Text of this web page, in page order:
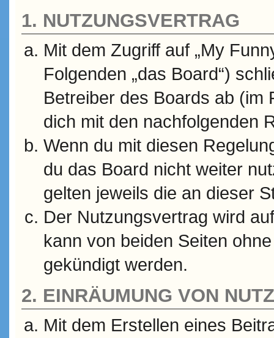
1. NUTZUNGSVERTRAG
Mit dem Zugriff auf „My
Folgenden „das Board“)
Betreiber des Boards ab (im
dich mit den nachfolgenden
Wenn du mit diesen
du das Board nicht weiter
gelten jeweils die an dieser
Der Nutzungsvertrag wird
kann von beiden Seiten
gekündigt werden.
2. EINRÄUMUNG VON
Mit dem Erstellen eines